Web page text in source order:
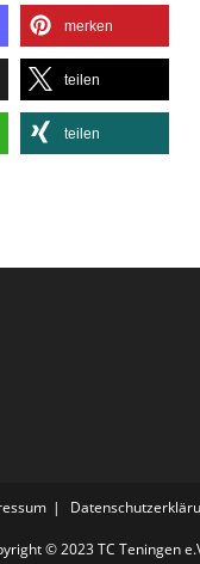
merken
teilen
teilen
© 2023 TC Teningen